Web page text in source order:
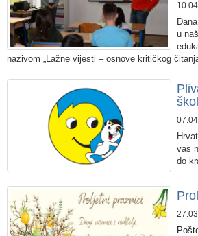
u
nazivom „Lažne vijesti – osnove kritičkog
vas
do